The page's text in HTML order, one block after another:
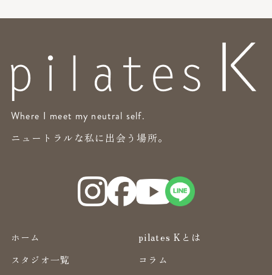
Where I meet my neutral self.
ニュートラルな私に出会う場所。
ホーム
pilates Kとは
スタジオ一覧
コラム